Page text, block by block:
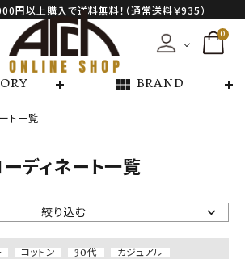
円以上購入で送料無料！（通常送料￥935）
0
view_module BRAND
ト一覧
ーディネート一覧
絞り込む
コットン 30代
カジュアル